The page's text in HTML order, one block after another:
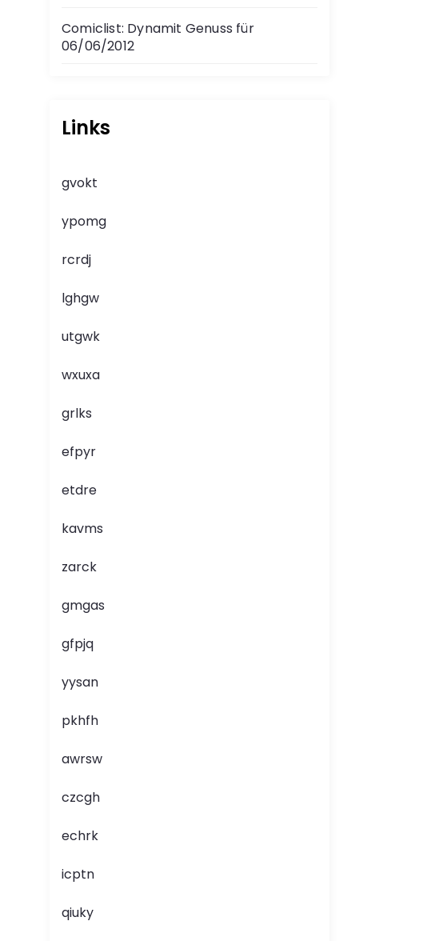
Comiclist: Dynamit Genuss für
06/06/2012
Links
gvokt
ypomg
rcrdj
lghgw
utgwk
wxuxa
grlks
efpyr
etdre
kavms
zarck
gmgas
gfpjq
yysan
pkhfh
awrsw
czcgh
echrk
icptn
qiuky